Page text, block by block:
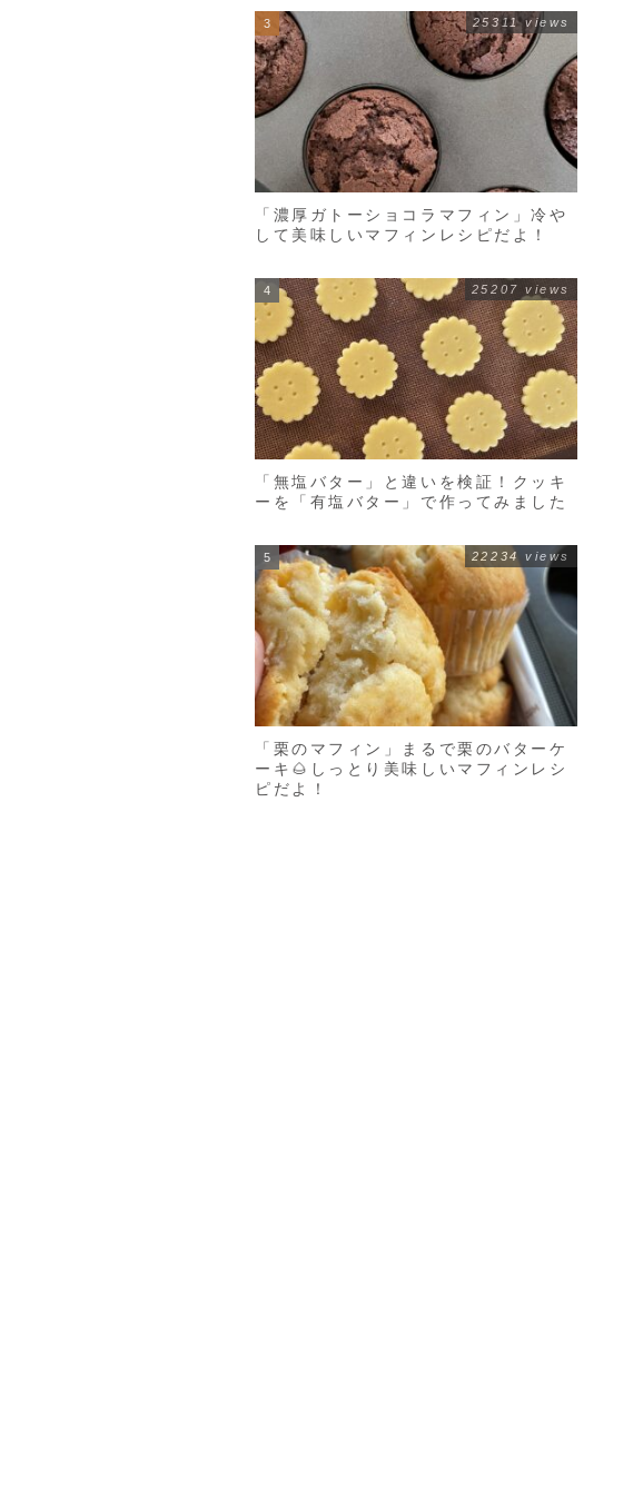
「濃厚ガトーショコラマフィン」冷や
して美味しいマフィンレシピだよ！
25311 views
「無塩バター」と違いを検証！クッキ
ーを「有塩バター」で作ってみました
25207 views
「栗のマフィン」まるで栗のバターケ
ーキ🌰しっとり美味しいマフィンレシ
ピだよ！
22234 views